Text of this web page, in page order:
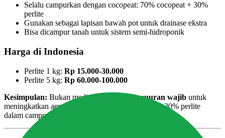
Selalu campurkan dengan cocopeat: 70% cocopeat + 30%
perlite
Gunakan sebagai lapisan bawah pot untuk drainase ekstra
Bisa dicampur tanah untuk sistem semi-hidroponik
Harga di Indonesia
Perlite 1 kg: Rp 15.000-30.000
Perlite 5 kg: Rp 60.000-100.000
Kesimpulan: Bukan media utama, tapi campuran wajib untuk
meningkatkan aerasi cocopeat. Selalu gunakan 20-30% perlite
dalam campuran cocopeat.